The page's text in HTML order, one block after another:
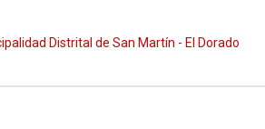
Distrital de San Martín - El Dorado